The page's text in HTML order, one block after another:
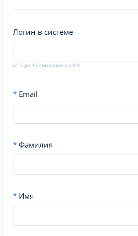
Логин в системе
от 3 до 13 символов a-z,0-9
* Email
* Фамилия
* Имя